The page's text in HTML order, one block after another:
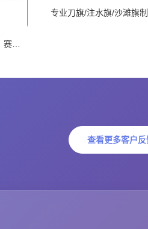
马拉松专业兔子旗背包｜赛道C位高光神器
专业刀旗/注水旗/沙滩旗
查看更多客户反